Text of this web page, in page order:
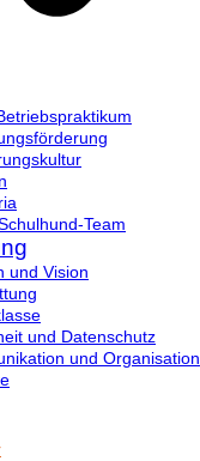
Team
und Vision
und Datenschutz
und Organisation